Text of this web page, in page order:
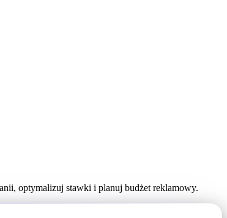
optymalizuj stawki i planuj budżet reklamowy.